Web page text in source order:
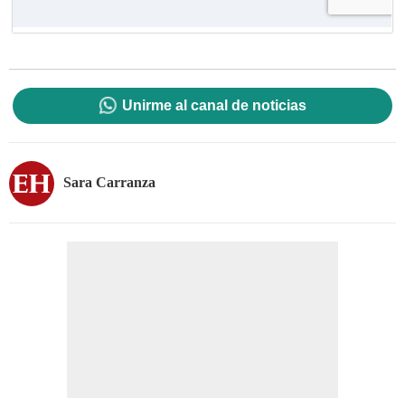
Unirme al canal de noticias
Sara Carranza